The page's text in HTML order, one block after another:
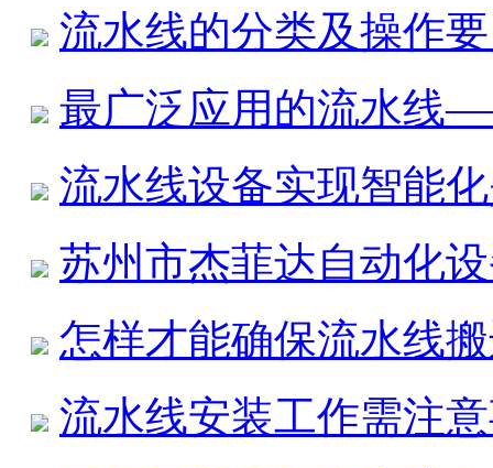
流水线的分类及操作
最广泛应用的流水线
流水线设备实现智能
苏州市杰菲达自动化
怎样才能确保流水线
流水线安装工作需注